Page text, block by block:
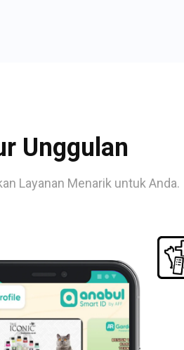
Unggulan
Layanan Menarik untuk Anda.